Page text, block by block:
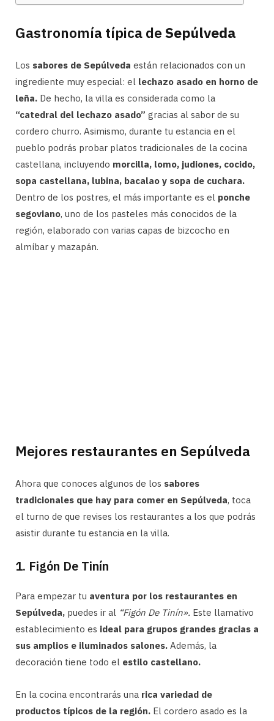
Gastronomía típica de Sepúlveda
Los sabores de Sepúlveda están relacionados con un
ingrediente muy especial: el lechazo asado en horno de
leña. De hecho, la villa es considerada como la
“catedral del lechazo asado” gracias al sabor de su
cordero churro. Asimismo, durante tu estancia en el
pueblo podrás probar platos tradicionales de la cocina
castellana, incluyendo morcilla, lomo, judiones, cocido,
sopa castellana, lubina, bacalao y sopa de cuchara.
Dentro de los postres, el más importante es el ponche
segoviano, uno de los pasteles más conocidos de la
región, elaborado con varias capas de bizcocho en
almíbar y mazapán.
Mejores restaurantes en Sepúlveda
Ahora que conoces algunos de los sabores
tradicionales que hay para comer en Sepúlveda, toca
el turno de que revises los restaurantes a los que podrás
asistir durante tu estancia en la villa.
1. Figón De Tinín
Para empezar tu aventura por los restaurantes en
Sepúlveda, puedes ir al “Figón De Tinín». Este llamativo
establecimiento es ideal para grupos grandes gracias a
sus amplios e iluminados salones. Además, la
decoración tiene todo el estilo castellano.
En la cocina encontrarás una rica variedad de
productos típicos de la región. El cordero asado es la